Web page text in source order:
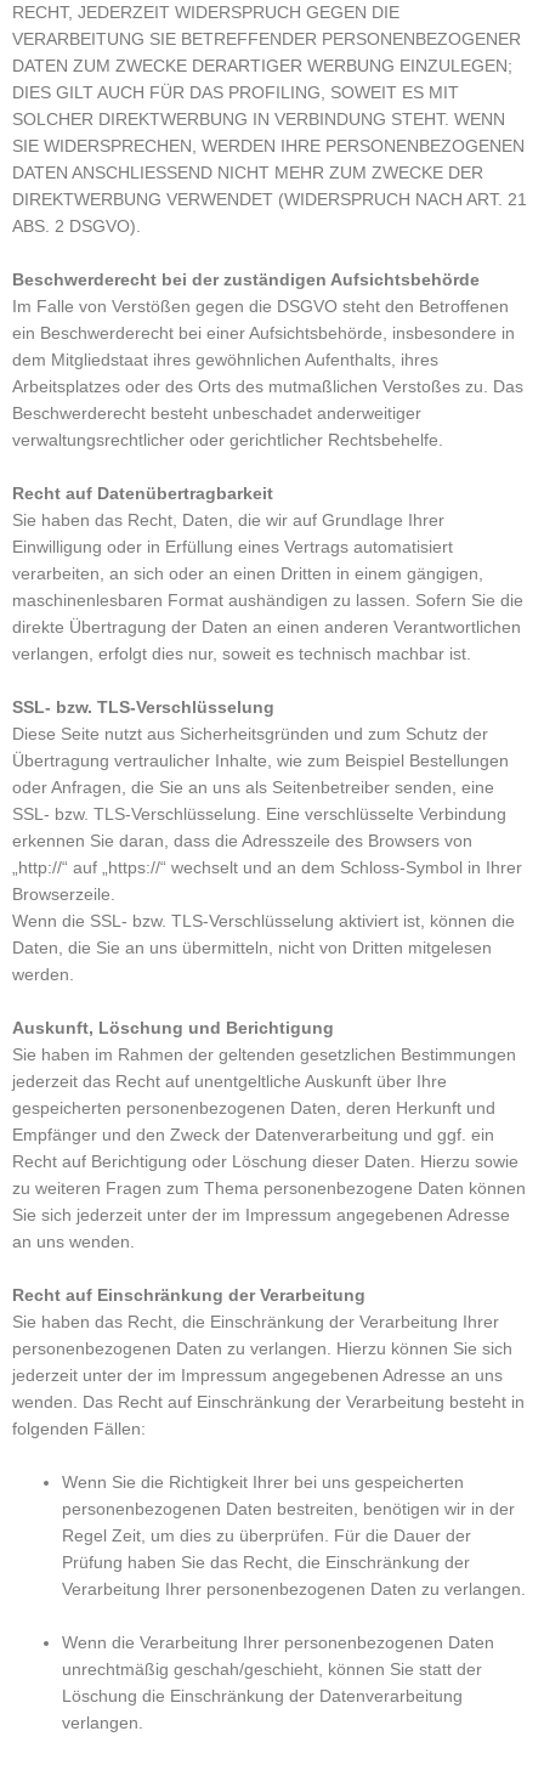
RECHT, JEDERZEIT WIDERSPRUCH GEGEN DIE
VERARBEITUNG SIE BETREFFENDER PERSONENBEZOGENER
DATEN ZUM ZWECKE DERARTIGER WERBUNG EINZULEGEN;
DIES GILT AUCH FÜR DAS PROFILING, SOWEIT ES MIT
SOLCHER DIREKTWERBUNG IN VERBINDUNG STEHT. WENN
SIE WIDERSPRECHEN, WERDEN IHRE PERSONENBEZOGENEN
DATEN ANSCHLIESSEND NICHT MEHR ZUM ZWECKE DER
DIREKTWERBUNG VERWENDET (WIDERSPRUCH NACH ART. 21
ABS. 2 DSGVO).
Beschwerderecht bei der zuständigen Aufsichtsbehörde
Im Falle von Verstößen gegen die DSGVO steht den Betroffenen
ein Beschwerderecht bei einer Aufsichtsbehörde, insbesondere in
dem Mitgliedstaat ihres gewöhnlichen Aufenthalts, ihres
Arbeitsplatzes oder des Orts des mutmaßlichen Verstoßes zu. Das
Beschwerderecht besteht unbeschadet anderweitiger
verwaltungsrechtlicher oder gerichtlicher Rechtsbehelfe.
Recht auf Datenübertragbarkeit
Sie haben das Recht, Daten, die wir auf Grundlage Ihrer
Einwilligung oder in Erfüllung eines Vertrags automatisiert
verarbeiten, an sich oder an einen Dritten in einem gängigen,
maschinenlesbaren Format aushändigen zu lassen. Sofern Sie die
direkte Übertragung der Daten an einen anderen Verantwortlichen
verlangen, erfolgt dies nur, soweit es technisch machbar ist.
SSL- bzw. TLS-Verschlüsselung
Diese Seite nutzt aus Sicherheitsgründen und zum Schutz der
Übertragung vertraulicher Inhalte, wie zum Beispiel Bestellungen
oder Anfragen, die Sie an uns als Seitenbetreiber senden, eine
SSL- bzw. TLS-Verschlüsselung. Eine verschlüsselte Verbindung
erkennen Sie daran, dass die Adresszeile des Browsers von
„http://“ auf „https://“ wechselt und an dem Schloss-Symbol in Ihrer
Browserzeile.
Wenn die SSL- bzw. TLS-Verschlüsselung aktiviert ist, können die
Daten, die Sie an uns übermitteln, nicht von Dritten mitgelesen
werden.
Auskunft, Löschung und Berichtigung
Sie haben im Rahmen der geltenden gesetzlichen Bestimmungen
jederzeit das Recht auf unentgeltliche Auskunft über Ihre
gespeicherten personenbezogenen Daten, deren Herkunft und
Empfänger und den Zweck der Datenverarbeitung und ggf. ein
Recht auf Berichtigung oder Löschung dieser Daten. Hierzu sowie
zu weiteren Fragen zum Thema personenbezogene Daten können
Sie sich jederzeit unter der im Impressum angegebenen Adresse
an uns wenden.
Recht auf Einschränkung der Verarbeitung
Sie haben das Recht, die Einschränkung der Verarbeitung Ihrer
personenbezogenen Daten zu verlangen. Hierzu können Sie sich
jederzeit unter der im Impressum angegebenen Adresse an uns
wenden. Das Recht auf Einschränkung der Verarbeitung besteht in
folgenden Fällen:
Wenn Sie die Richtigkeit Ihrer bei uns gespeicherten
personenbezogenen Daten bestreiten, benötigen wir in der
Regel Zeit, um dies zu überprüfen. Für die Dauer der
Prüfung haben Sie das Recht, die Einschränkung der
Verarbeitung Ihrer personenbezogenen Daten zu verlangen.
Wenn die Verarbeitung Ihrer personenbezogenen Daten
unrechtmäßig geschah/geschieht, können Sie statt der
Löschung die Einschränkung der Datenverarbeitung
verlangen.